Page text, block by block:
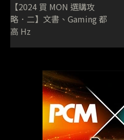
【2024 買 MON 選購攻
略．二】文書、Gaming 都
高 Hz